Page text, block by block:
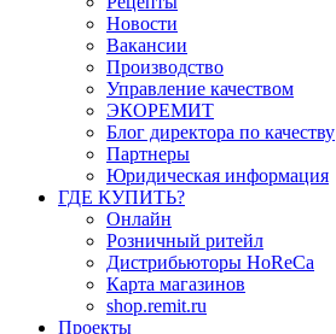
Новости
Вакансии
Производство
Управление качеством
ЭКОРЕМИТ
Блог директора по качеству
Партнеры
Юридическая информация
ГДЕ КУПИТЬ?
Онлайн
Розничный ритейл
Дистрибьюторы HoReCa
Карта магазинов
shop.remit.ru
Проекты